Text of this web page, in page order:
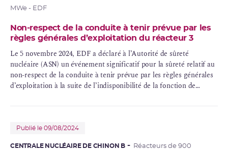
MWe - EDF
Non-respect de la conduite à tenir prévue par les
règles générales d’exploitation du réacteur 3
Le 5 novembre 2024, EDF a déclaré à l’Autorité de sûreté
nucléaire (ASN) un événement significatif pour la sûreté relatif au
non-respect de la conduite à tenir prévue par les règles générales
d’exploitation à la suite de l’indisponibilité de la fonction de
Publié le 09/08/2024
CENTRALE NUCLÉAIRE DE CHINON B
Réacteurs de 900